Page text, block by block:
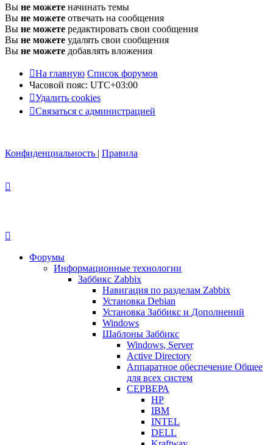
Вы не можете начинать темы
Вы не можете отвечать на сообщения
Вы не можете редактировать свои сообщения
Вы не можете удалять свои сообщения
Вы не можете добавлять вложения
На главную Список форумов
Часовой пояс: UTC+03:00
Удалить cookies
Связаться с администрацией
Конфиденциальность | Правила
Форумы
Информационные технологии
Заббикс Zabbix
Навигация по разделам Zabbix
Установка Debian
Установка Заббикс и Дополнений
Windows
Шаблоны Заббикс
Windows, Server
Active Directory
Аппаратное обеспечение Общее
для всех систем
СЕРВЕРА
HP
IBM
INTEL
DELL